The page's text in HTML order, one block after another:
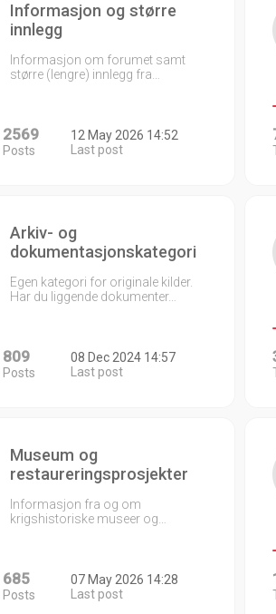
Informasjon og større
innlegg
Informasjon om forumet samt
større (lengre) innlegg fra…
2569
Posts
12 May 2026 14:52
Last post
Arkiv- og
dokumentasjonskategori
Egen kategori for originale kilder.
Har du liggende dokumenter…
809
Posts
08 Dec 2024 14:57
Last post
Museum og
restaureringsprosjekter
Informasjon fra og om
krigshistoriske museer og…
685
Posts
07 May 2026 14:28
Last post